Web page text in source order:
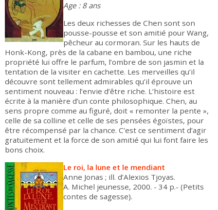
Age : 8 ans
Les deux richesses de Chen sont son
pousse-pousse et son amitié pour Wang,
pêcheur au cormoran. Sur les hauts de
Honk-Kong, près de la cabane en bambou, une riche
propriété lui offre le parfum, l’ombre de son jasmin et la
tentation de la visiter en cachette. Les merveilles qu’il
découvre sont tellement admirables qu’il éprouve un
sentiment nouveau : l’envie d’être riche. L’histoire est
écrite à la manière d’un conte philosophique. Chen, au
sens propre comme au figuré, doit « remonter la pente »,
celle de sa colline et celle de ses pensées égoïstes, pour
être récompensé par la chance. C’est ce sentiment d’agir
gratuitement et la force de son amitié qui lui font faire les
bons choix.
Le roi, la lune et le mendiant
Anne Jonas ; ill. d’Alexios Tjoyas.
A. Michel jeunesse, 2000. - 34 p.- (Petits
contes de sagesse).